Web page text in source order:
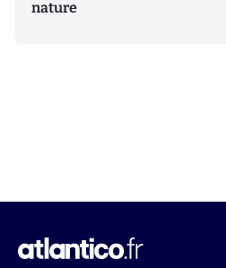
nature